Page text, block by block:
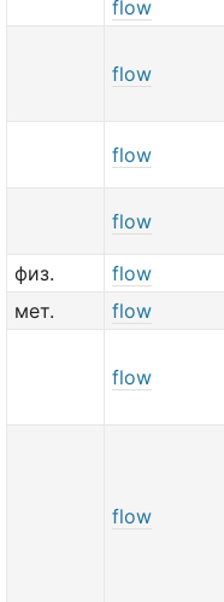
flow
flow
flow
flow
физ.
flow
мет.
flow
flow
flow